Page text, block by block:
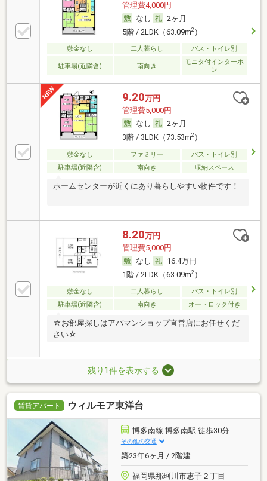
管理費4,000円
なし
2ヶ月
5階 / 2LDK（63.09m2）
敷金なし 二人暮らし バス・トイレ別
駐車場(近隣含) 南向き
モニタ付インターホ
ン
9.20万円
管理費5,000円
なし
2ヶ月
3階 / 3LDK（73.53m2）
敷金なし ファミリー
バス・トイレ別
駐車場(近隣含)
南向き 収納スペース
ホームセンターが近くにあり暮らしやすい物件です！
8.20万円
管理費5,000円
なし
16.4万円
1階 / 2LDK（63.09m2）
敷金なし 二人暮らし
バス・トイレ別
駐車場(近隣含)
南向き オートロック付き
☆お部屋探しはアパマンショップ直営店にお任せくだ
さい☆
残り1件を表示する
賃貸アパート ウィルモア東洋台
博多南線 博多南駅 徒歩30分
その他の交通
築23年6ヶ月 / 2階建
福岡県那珂川市恵子２丁目